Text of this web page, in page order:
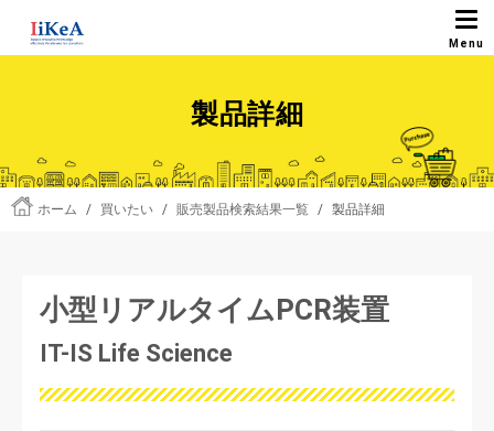
製品詳細
ホーム / 買いたい / 販売製品検索結果一覧 / 製品詳細
小型リアルタイムPCR装置
IT-IS Life Science